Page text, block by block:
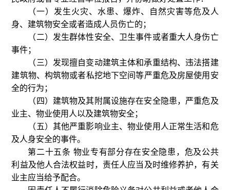
（一）发生火灾、水患、爆炸、自然灾害等危及人
身、建筑物安全或者造成人员伤亡的；
（二）发生群体性安全、卫生事件或者重大人身伤亡
事件；
（三）发现擅自变动建筑主体和承重结构、违法搭建
建筑物、构筑物或者私挖地下空间等严重危及房屋使用安
全的行为；
（四）建筑物及其附属设施存在安全隐患，严重危及
业主、物业使用人以及建筑物安全；
（五）其他严重影响业主、物业使用人正常生活和危
及人身安全的事件。
第二十五条 物业专有部分存在安全隐患，危及公共
利益及他人合法权益时，责任人应当及时维修养护，有关
业主应当给予配合。